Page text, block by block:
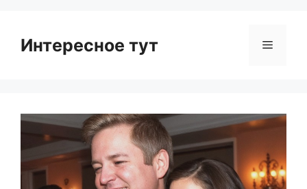
Интересное тут Menu